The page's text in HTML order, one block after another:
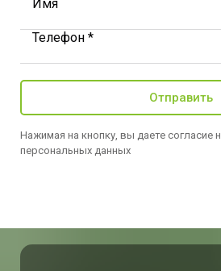
Имя
Телефон *
Отправить
Нажимая на кнопку, вы даете согласие
персональных данных